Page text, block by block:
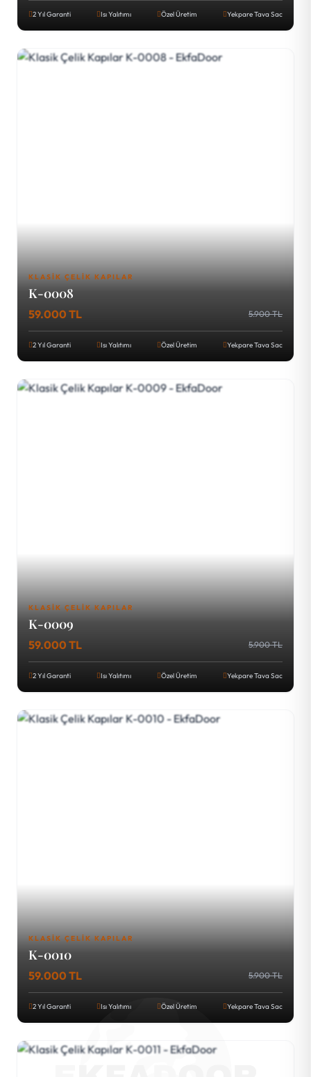
2 Yıl Garanti Isı Yalıtımı Özel Üretim Yekpare Tava Sac
KLASIK ÇELIK KAPILAR
K-0008
59.000 TL 5.900 TL
2 Yıl Garanti Isı Yalıtımı Özel Üretim Yekpare Tava Sac
KLASIK ÇELIK KAPILAR
K-0009
59.000 TL 5.900 TL
2 Yıl Garanti Isı Yalıtımı Özel Üretim Yekpare Tava Sac
KLASIK ÇELIK KAPILAR
K-0010
59.000 TL 5.900 TL
2 Yıl Garanti Isı Yalıtımı Özel Üretim Yekpare Tava Sac